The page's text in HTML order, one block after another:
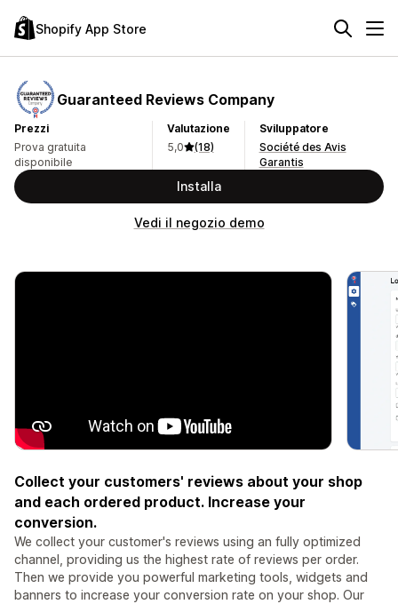
Shopify App Store
Guaranteed Reviews Company
Prezzi
Prova gratuita
disponibile
Valutazione
5,0
(18)
Sviluppatore
Société des Avis
Garantis
Installa
Vedi il negozio demo
Collect your customers' reviews about your shop
and each ordered product. Increase your
conversion.
We collect your customer's reviews using an fully optimized
channel, providing us the highest rate of reviews per order.
Then we provide you powerful marketing tools, widgets and
banners to increase your conversion rate on your shop. Our